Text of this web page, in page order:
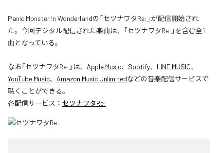
Panic Monster !n Wonderlandの「セツナワタRe:」が配信開始され
た。今回デジタル配信された楽曲は、「セツナワタRe:」を含む全1
曲となっている。
なお「セツナワタRe: 」は、 Apple Music、 Spotify、 LINE MUSIC、
YouTube Music、 Amazon Music Unlimitedなどの音楽配信サービスで
聴くことができる。
各配信サービス： セツナワタRe: